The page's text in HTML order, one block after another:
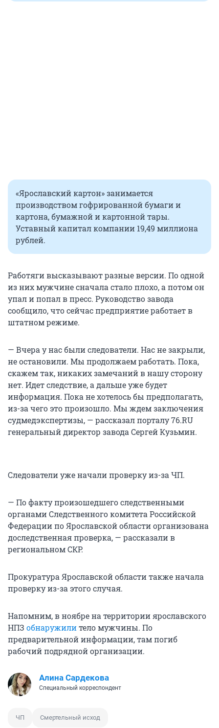
«Ярославский картон» занимается
производством гофрированной бумаги и
картона, бумажной и картонной тары.
Уставный капитал компании 19,49 миллиона
рублей.
Работяги высказывают разные версии. По одной
из них мужчине сначала стало плохо, а потом он
упал и попал в пресс. Руководство завода
сообщило, что сейчас предприятие работает в
штатном режиме.
— Вчера у нас были следователи. Нас не закрыли,
не остановили. Мы продолжаем работать. Пока,
скажем так, никаких замечаний в нашу сторону
нет. Идет следствие, а дальше уже будет
информация. Пока не хотелось бы предполагать,
из-за чего это произошло. Мы ждем заключения
судмедэкспертизы, — рассказал порталу 76.RU
генеральный директор завода Сергей Кузьмин.
Следователи уже начали проверку из-за ЧП.
— По факту произошедшего следственными
органами Следственного комитета Российской
Федерации по Ярославской области организована
доследственная проверка, — рассказали в
региональном СКР.
Прокуратура Ярославской области также начала
проверку из-за этого случая.
Напомним, в ноябре на территории ярославского
НПЗ обнаружилитело мужчины. По
предварительной информации, там погиб
рабочий подрядной организации.
Алина Сардекова
Специальный корреспондент
ЧП Смертельный исход